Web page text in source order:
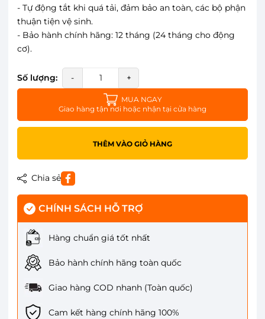
- Tự động tắt khi quá tải, đảm bảo an toàn, các bộ phận
thuận tiện vệ sinh.
- Bảo hành chính hãng: 12 tháng (24 tháng cho động
cơ).
Số lượng: - +
MUA NGAY
Giao hàng tận nơi hoặc nhận tại cửa hàng
THÊM VÀO GIỎ HÀNG
Chia sẻ
CHÍNH SÁCH HỖ TRỢ
Hàng chuẩn giá tốt nhất
Bảo hành chính hãng toàn quốc
Giao hàng COD nhanh (Toàn quốc)
Cam kết hàng chính hãng 100%